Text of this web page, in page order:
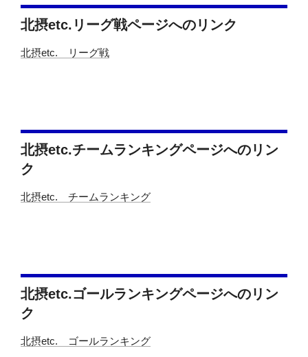
北摂etc.リーグ戦ページへのリンク
北摂etc. リーグ戦
北摂etc.チームランキングページへのリン
ク
北摂etc. チームランキング
北摂etc.ゴールランキングページへのリン
ク
北摂etc. ゴールランキング